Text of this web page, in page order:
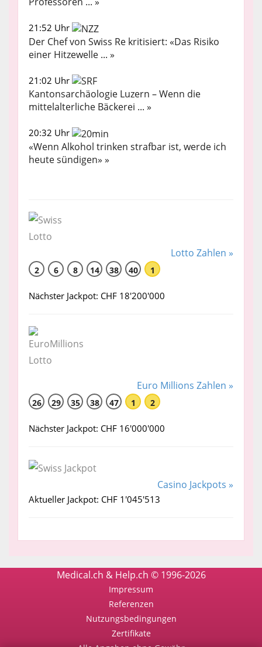
21:52 Uhr
Der Chef von Swiss Re kritisiert: «Das Risiko
einer Hitzewelle ... »
21:02 Uhr
Kantonsarchäologie Luzern – Wenn die
mittelalterliche Bäckerei ... »
20:32 Uhr
«Wenn Alkohol trinken strafbar ist, werde ich
heute sündigen» »
Lotto Zahlen »
2 6 8 14 38 40 1
Nächster Jackpot: CHF 18'200'000
Euro Millions Zahlen »
26 29 35 38 47 1 2
Nächster Jackpot: CHF 16'000'000
Casino Jackpots »
Aktueller Jackpot: CHF 1'045'513
Medical.ch & Help.ch © 1996-2026
Impressum
Referenzen
Nutzungsbedingungen
Zertifikate